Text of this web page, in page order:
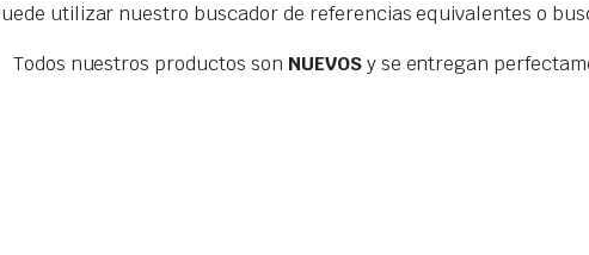
utilizar nuestro buscador de referencias equivalentes o
Todos nuestros productos son NUEVOSy se entregan